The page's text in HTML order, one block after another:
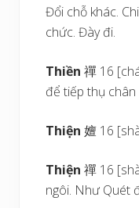
Đổi chỗ khác.
chức. Đày đi.
Thiền禪 16
để tiếp thụ chân
Thiện嬗 16
Thiện禪 16
ngôi. Như Quét